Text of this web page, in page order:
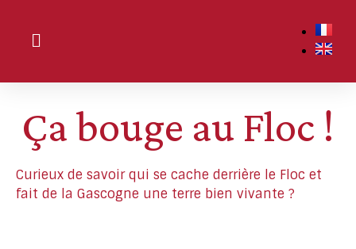
Ça bouge au Floc !
Curieux de savoir qui se cache derrière le Floc et
fait de la Gascogne une terre bien vivante ?